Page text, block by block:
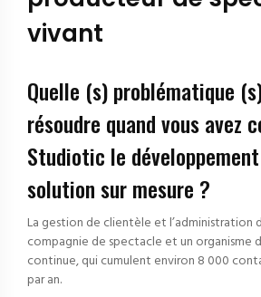
vivant
Quelle (s) problématique
résoudre quand vous avez
Studiotic le développement
solution sur mesure ?
La gestion de clientèle et l’administration
compagnie de spectacle et un organisme
continue, qui cumulent environ 8 000
par an.